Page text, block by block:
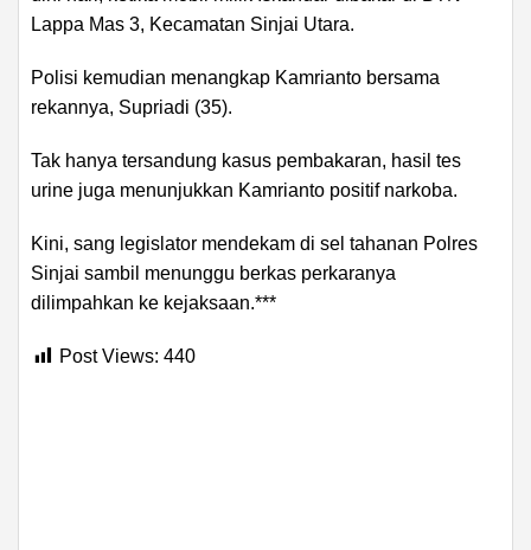
Lappa Mas 3, Kecamatan Sinjai Utara.
Polisi kemudian menangkap Kamrianto bersama
rekannya, Supriadi (35).
Tak hanya tersandung kasus pembakaran, hasil tes
urine juga menunjukkan Kamrianto positif narkoba.
Kini, sang legislator mendekam di sel tahanan Polres
Sinjai sambil menunggu berkas perkaranya
dilimpahkan ke kejaksaan.***
Post Views: 440